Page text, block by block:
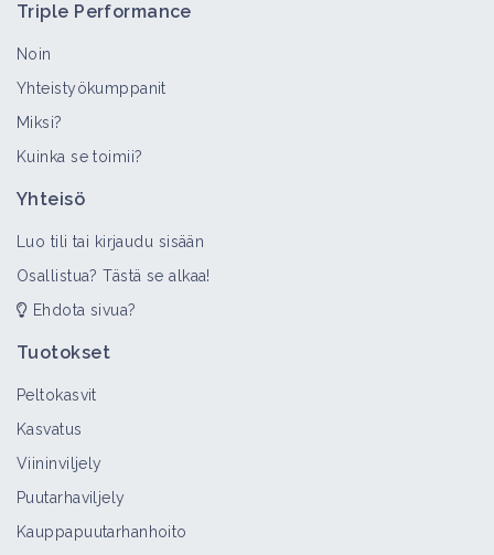
Triple Performance
Noin
Yhteistyökumppanit
Miksi?
Kuinka se toimii?
Yhteisö
Luo tili tai kirjaudu sisään
Osallistua? Tästä se alkaa!
Ehdota sivua?
Tuotokset
Peltokasvit
Kasvatus
Viininviljely
Puutarhaviljely
Kauppapuutarhanhoito